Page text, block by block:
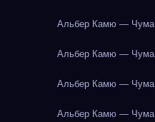
Альбер Камю — Чума
Альбер Камю — Чума
Альбер Камю — Чума
Альбер Камю — Чума